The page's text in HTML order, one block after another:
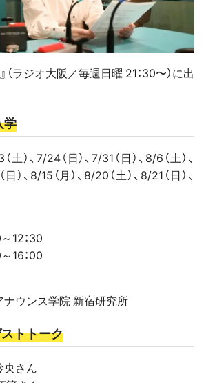
（ラジオ大阪／毎週日曜 21：30〜）に出
学
土）、7/24（日）、7/31（日）、8/6（土）、
）、8/15（月）、8/20（土）、8/21（日）、
12：30
16：00
ウンス学院 新宿研究所
トトーク
央さん